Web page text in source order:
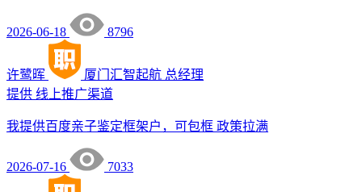
2026-06-18 8796
许鹭晖 厦门汇智起航 总经理
提供 线上推广渠道
我提供百度亲子鉴定框架户，可包框 政策拉满
2026-07-16 7033